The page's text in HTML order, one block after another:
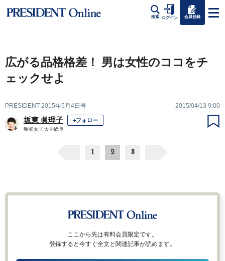
検索 ログイン 会員登録
広がる品格格差！ 男は女性のココをチ
ェックせよ
PRESIDENT 2015年5月4日号 2015/04/13 9:00
坂東 眞理子 +フォロー
昭和女子大学総長
1 2 3
ここから先は有料会員限定です。
登録すると今すぐ全文と関連記事が読めます。